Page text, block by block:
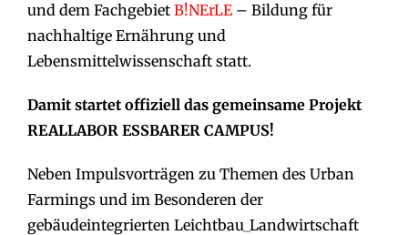
und dem Fachgebiet B!NErLE – Bildung für
nachhaltige Ernährung und
Lebensmittelwissenschaft statt.
Damit startet offiziell das gemeinsame Projekt
REALLABOR ESSBARER CAMPUS!
Neben Impulsvorträgen zu Themen des Urban
Farmings und im Besonderen der
gebäudeintegrierten Leichtbau_Landwirtschaft